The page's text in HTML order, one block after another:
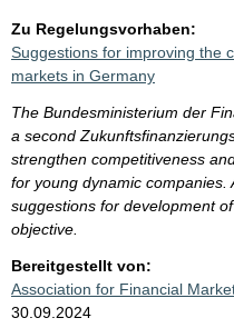
Zu Regelungsvorhaben:
Suggestions for improving the
markets in Germany
The Bundesministerium der
a second
strengthen competitiveness
for young dynamic
suggestions for development
objective.
Bereitgestellt von:
Association for Financial
30.09.2024